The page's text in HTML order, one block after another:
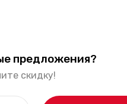
предложения?
скидку!